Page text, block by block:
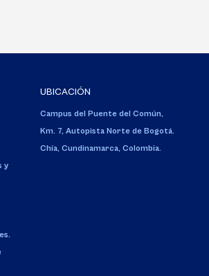
y
UBICACIÓN
Campus del Puente del Común,
Km. 7, Autopista Norte de Bogotá.
Chía, Cundinamarca, Colombia.